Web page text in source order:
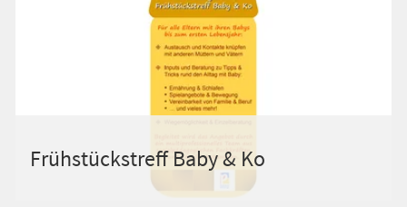
Frühstückstreff Baby & Ko